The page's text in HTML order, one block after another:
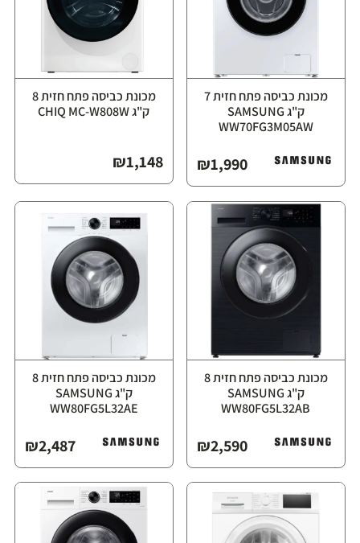
מכונת כביסה פתח חזית ‏7
ק"ג ⁦SAMSUNG
WW70FG3M05AW⁩
₪1,990
מכונת כביסה פתח חזית ‏8
ק"ג ⁦CHIQ MC-W808W⁩
₪1,148
מכונת כביסה פתח חזית ‏8
ק"ג ⁦SAMSUNG
WW80FG5L32AB⁩
₪2,590
מכונת כביסה פתח חזית ‏8
ק"ג ⁦SAMSUNG
WW80FG5L32AE⁩
₪2,487